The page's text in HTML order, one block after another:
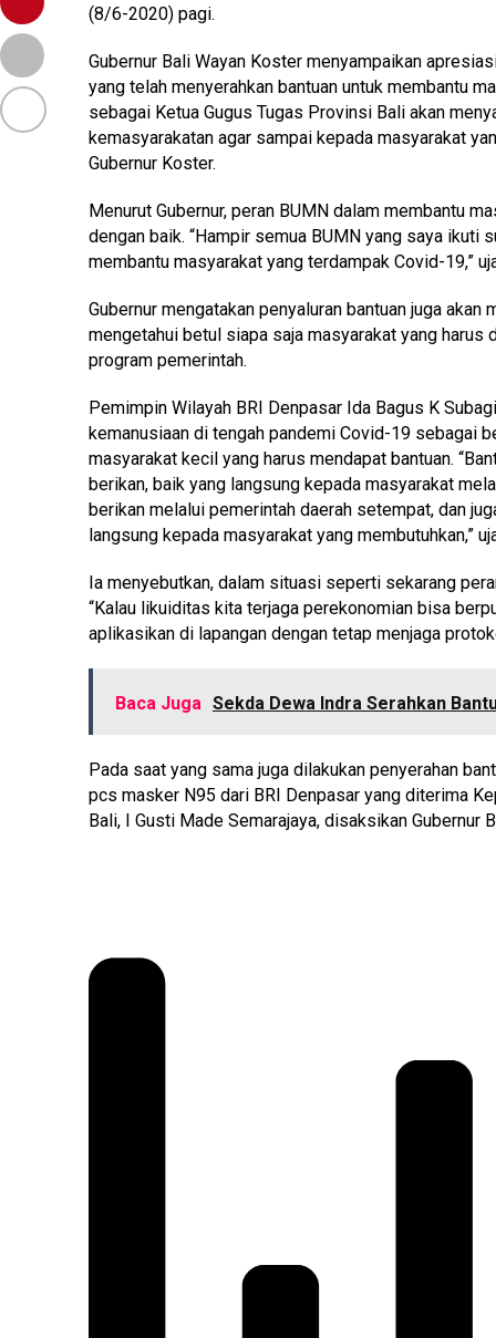
(8/6-2020) pagi.
Gubernur Bali Wayan Koster menyampaikan
yang telah menyerahkan bantuan untuk membantu
sebagai Ketua Gugus Tugas Provinsi Bali akan
kemasyarakatan agar sampai kepada masyarakat
Gubernur Koster.
Menurut Gubernur, peran BUMN dalam membantu
dengan baik. “Hampir semua BUMN yang saya ikuti
membantu masyarakat yang terdampak Covid-19,”
Gubernur mengatakan penyaluran bantuan juga
mengetahui betul siapa saja masyarakat yang harus
program pemerintah.
Pemimpin Wilayah BRI Denpasar Ida Bagus K
kemanusiaan di tengah pandemi Covid-19 sebagai
masyarakat kecil yang harus mendapat bantuan.
berikan, baik yang langsung kepada masyarakat
berikan melalui pemerintah daerah setempat, dan
langsung kepada masyarakat yang membutuhkan,”
Ia menyebutkan, dalam situasi seperti sekarang
“Kalau likuiditas kita terjaga perekonomian bisa
aplikasikan di lapangan dengan tetap menjaga
Baca Juga Sekda Dewa Indra Serahkan
Pada saat yang sama juga dilakukan penyerahan
pcs masker N95 dari BRI Denpasar yang diterima
Bali, I Gusti Made Semarajaya, disaksikan Gubernur